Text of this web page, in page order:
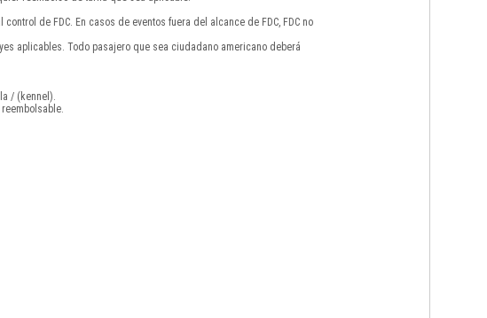
de FDC. En casos de eventos fuera del alcance de FDC, FDC no
aplicables. Todo pasajero que sea ciudadano americano deberá
/ (kennel).